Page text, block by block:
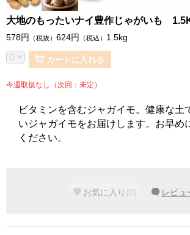
大地のもったいナイ豊作じゃがいも
578円 （税抜） 624円 （税込） 1.5kg
カートに入れる
今週取扱なし（次回：未定）
ビタミンを含むジャガイモ。健康な土
いジャガイモをお届けします。お早め
ください。
お気に入り (0) レビュ